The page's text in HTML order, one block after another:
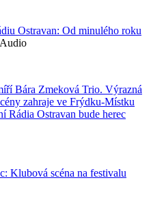
Ostravan: Od minulého roku
Audio
Bára Zmeková Trio. Výrazná
zahraje ve Frýdku-Místku
Rádia Ostravan bude herec
Klubová scéna na festivalu